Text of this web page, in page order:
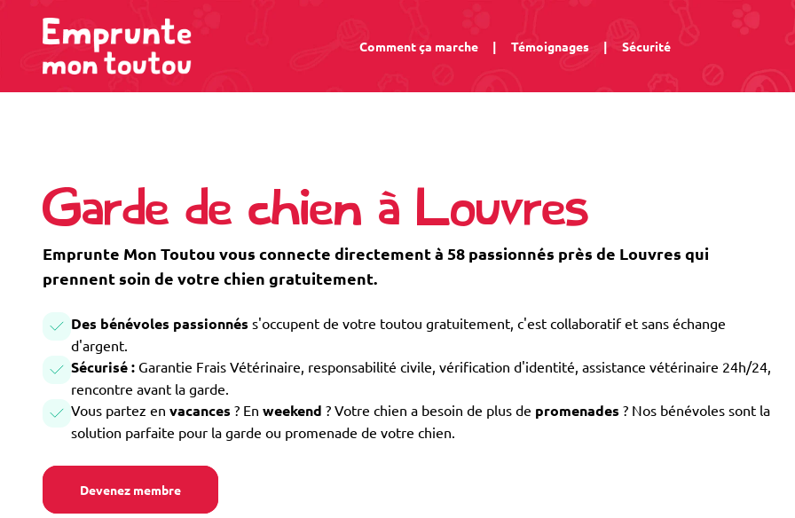
Comment ça marche | Témoignages | Sécurité
Garde de chien à Louvres
Emprunte Mon Toutou vous connecte directement à 58 passionnés près de Louvres qui
prennent soin de votre chien gratuitement.
Des bénévoles passionnés s'occupent de votre toutou gratuitement, c'est collaboratif et sans échange
d'argent.
Sécurisé : Garantie Frais Vétérinaire, responsabilité civile, vérification d'identité, assistance vétérinaire 24h/24,
rencontre avant la garde.
Vous partez en vacances ? En weekend ? Votre chien a besoin de plus de promenades ? Nos bénévoles sont la
solution parfaite pour la garde ou promenade de votre chien.
Devenez membre